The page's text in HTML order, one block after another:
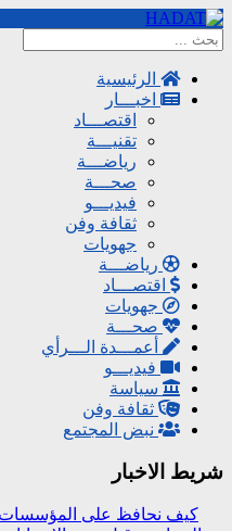
الرئيسية
اخبـــار
اقتصـــاد
تقنيـــة
رياضـــة
صحـــة
فيديـــو
ثقافة وفن
جهويات
رياضـــة
اقتصـــاد
جهويات
صحـــة
أعمـــدة الـــرأي
فيديـــو
سياسة
ثقافة وفن
نبض المجتمع
شريط الاخبار
كيف نحافظ على المؤسسات